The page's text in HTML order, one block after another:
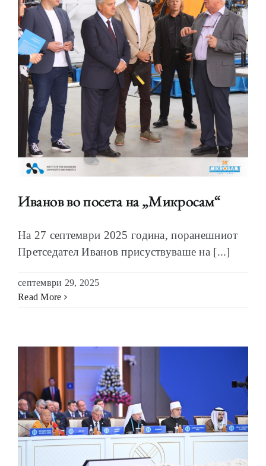
Иванов во посета на „Микросам“
На 27 септември 2025 година, поранешниот
Претседател Иванов присуствуваше на [...]
септември 29, 2025
Read More